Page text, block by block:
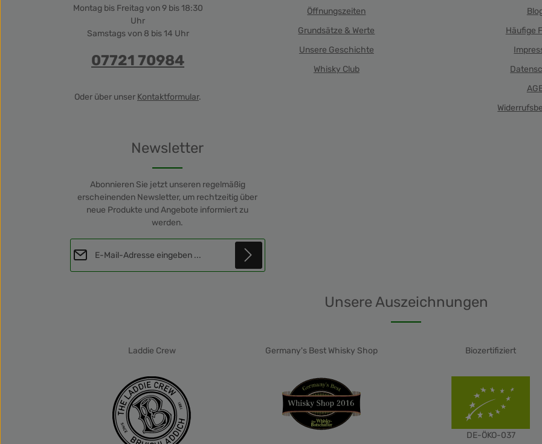
Montag bis Freitag von 9 bis 18:30
Uhr
Samstags von 8 bis 14 Uhr
07721 70984
Oder über unser Kontaktformular.
Öffnungszeiten
Grundsätze & Werte
Unsere Geschichte
Whisky Club
Häufige
Newsletter
Abonnieren Sie jetzt unseren regelmäßig
erscheinenden Newsletter, um rechtzeitig über
neue Produkte und Angebote informiert zu
werden.
Unsere Auszeichnungen
Laddie Crew Germany's Best Whisky Shop Biozertifiziert
DE-ÖKO-037